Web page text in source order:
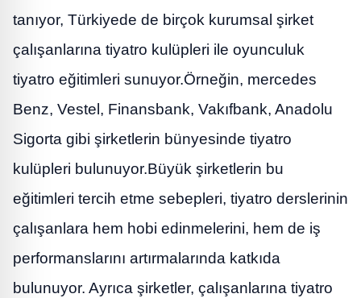
tanıyor, Türkiyede de birçok kurumsal şirket
çalışanlarına tiyatro kulüpleri ile oyunculuk
tiyatro eğitimleri sunuyor.Örneğin, mercedes
Benz, Vestel, Finansbank, Vakıfbank, Anadolu
Sigorta gibi şirketlerin bünyesinde tiyatro
kulüpleri bulunuyor.Büyük şirketlerin bu
eğitimleri tercih etme sebepleri, tiyatro derslerinin
çalışanlara hem hobi edinmelerini, hem de iş
performanslarını artırmalarında katkıda
bulunuyor. Ayrıca şirketler, çalışanlarına tiyatro